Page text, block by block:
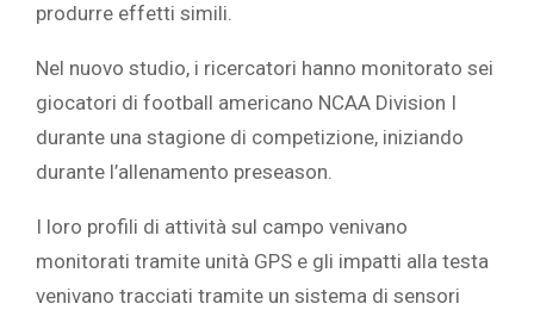
produrre effetti simili.
Nel nuovo studio, i ricercatori hanno monitorato sei
giocatori di football americano NCAA Division I
durante una stagione di competizione, iniziando
durante l’allenamento preseason.
I loro profili di attività sul campo venivano
monitorati tramite unità GPS e gli impatti alla testa
venivano tracciati tramite un sistema di sensori